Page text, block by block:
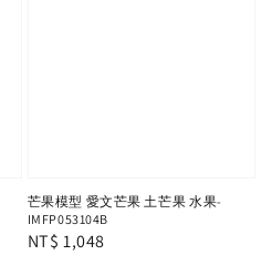
芒果模型 愛文芒果 土芒果 水果-
IMFP053104B
Regular
NT$ 1,048